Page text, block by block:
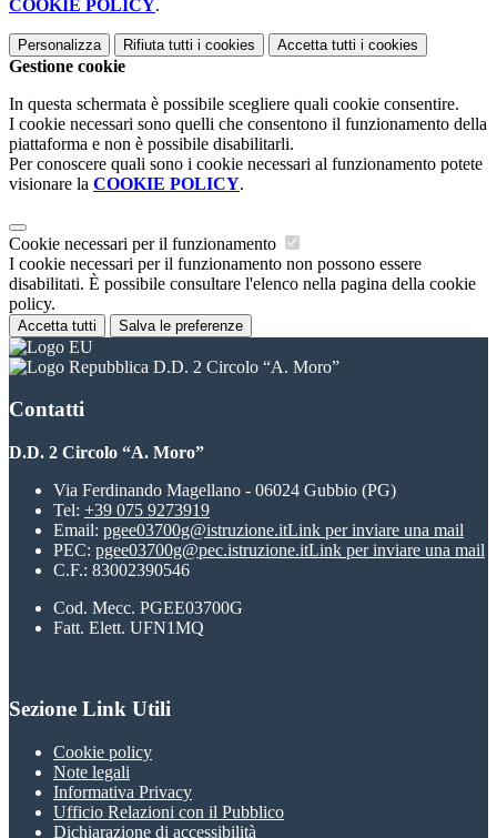
COOKIE POLICY.
Personalizza Rifiuta tutti i cookies Accetta tutti i cookies
Gestione cookie
In questa schermata è possibile scegliere quali cookie consentire.
I cookie necessari sono quelli che consentono il funzionamento della
piattaforma e non è possibile disabilitarli.
Per conoscere quali sono i cookie necessari al funzionamento potete
visionare la COOKIE POLICY.
Cookie necessari per il funzionamento
I cookie necessari per il funzionamento non possono essere
disabilitati. È possibile consultare l'elenco nella pagina della cookie
policy.
Accetta tutti Salva le preferenze
D.D. 2 Circolo “A. Moro”
Contatti
D.D. 2 Circolo “A. Moro”
Via Ferdinando Magellano - 06024 Gubbio (PG)
Tel: +39 075 9273919
Email: pgee03700g@istruzione.itLink per inviare una mail
PEC: pgee03700g@pec.istruzione.itLink per inviare una mail
C.F.: 83002390546
Cod. Mecc. PGEE03700G
Fatt. Elett. UFN1MQ
Sezione Link Utili
Cookie policy
Note legali
Informativa Privacy
Ufficio Relazioni con il Pubblico
Dichiarazione di accessibilità